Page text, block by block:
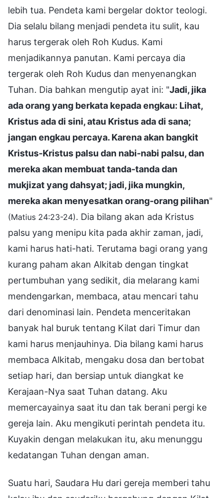
lebih tua. Pendeta kami bergelar doktor teologi.
Dia selalu bilang menjadi pendeta itu sulit, kau
harus tergerak oleh Roh Kudus. Kami
menjadikannya panutan. Kami percaya dia
tergerak oleh Roh Kudus dan menyenangkan
Tuhan. Dia bahkan mengutip ayat ini: "Jadi, jika
ada orang yang berkata kepada engkau: Lihat,
Kristus ada di sini, atau Kristus ada di sana;
jangan engkau percaya. Karena akan bangkit
Kristus-Kristus palsu dan nabi-nabi palsu, dan
mereka akan membuat tanda-tanda dan
mukjizat yang dahsyat; jadi, jika mungkin,
mereka akan menyesatkan orang-orang pilihan"
(Matius 24:23-24). Dia bilang akan ada Kristus
palsu yang menipu kita pada akhir zaman, jadi,
kami harus hati-hati. Terutama bagi orang yang
kurang paham akan Alkitab dengan tingkat
pertumbuhan yang sedikit, dia melarang kami
mendengarkan, membaca, atau mencari tahu
dari denominasi lain. Pendeta menceritakan
banyak hal buruk tentang Kilat dari Timur dan
kami harus menjauhinya. Dia bilang kami harus
membaca Alkitab, mengaku dosa dan bertobat
setiap hari, dan bersiap untuk diangkat ke
Kerajaan-Nya saat Tuhan datang. Aku
memercayainya saat itu dan tak berani pergi ke
gereja lain. Aku mengikuti perintah pendeta itu.
Kuyakin dengan melakukan itu, aku menunggu
kedatangan Tuhan dengan aman.
Suatu hari, Saudara Hu dari gereja memberi tahu